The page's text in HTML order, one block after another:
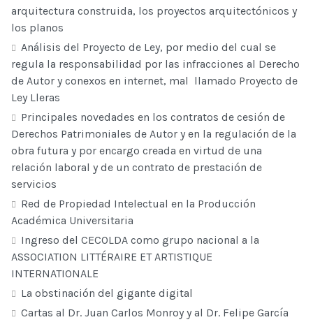
arquitectura construida, los proyectos arquitectónicos y
los planos
Análisis del Proyecto de Ley, por medio del cual se
regula la responsabilidad por las infracciones al Derecho
de Autor y conexos en internet, mal llamado Proyecto de
Ley Lleras
Principales novedades en los contratos de cesión de
Derechos Patrimoniales de Autor y en la regulación de la
obra futura y por encargo creada en virtud de una
relación laboral y de un contrato de prestación de
servicios
Red de Propiedad Intelectual en la Producción
Académica Universitaria
Ingreso del CECOLDA como grupo nacional a la
ASSOCIATION LITTÉRAIRE ET ARTISTIQUE
INTERNATIONALE
La obstinación del gigante digital
Cartas al Dr. Juan Carlos Monroy y al Dr. Felipe García